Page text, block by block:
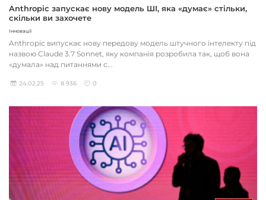
Anthropic запускає нову модель ШІ, яка «думає» стільки,
скільки ви захочете
Інновації
Anthropic випускає нову передову модель штучного інтелекту під
назвою Claude 3.7 Sonnet, яку компанія розробила так, щоб вона
«думала» над питаннями с...
24.02.25 8 936 0